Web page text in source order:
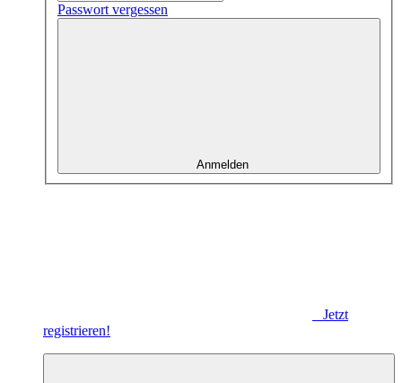
Passwort vergessen
Anmelden
Jetzt
registrieren!